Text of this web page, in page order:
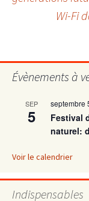
Wi-Fi
Évènements à
SEP
5
septembre
Festival
naturel:
Voir le calendrier
Indispensables